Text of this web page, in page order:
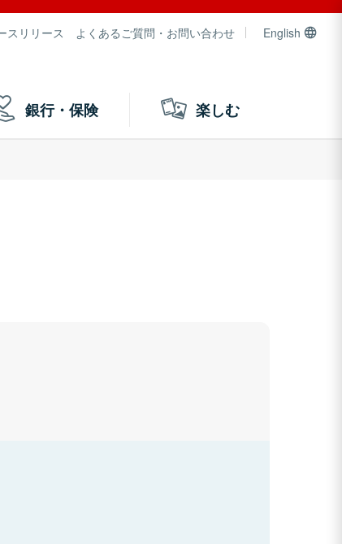
スリリース よくあるご質問・お問い合わせ English
銀行・保険 楽しむ